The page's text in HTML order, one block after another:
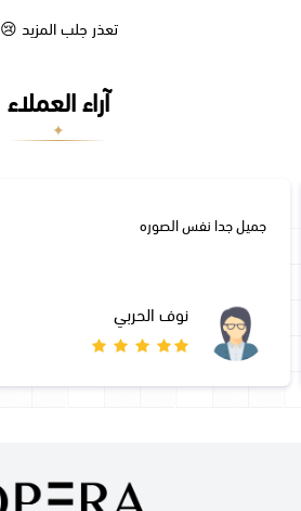
تعذر جلب المزيد 😢
آراء العملاء
جميل جدا نفس الصوره
نوف الحربي